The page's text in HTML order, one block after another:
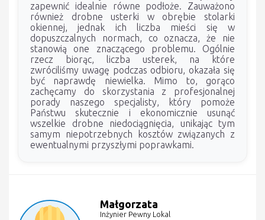
zapewnić idealnie równe podłoże. Zauważono
również drobne usterki w obrębie stolarki
okiennej, jednak ich liczba mieści się w
dopuszczalnych normach, co oznacza, że nie
stanowią one znaczącego problemu. Ogólnie
rzecz biorąc, liczba usterek, na które
zwróciliśmy uwagę podczas odbioru, okazała się
być naprawdę niewielka. Mimo to, gorąco
zachęcamy do skorzystania z profesjonalnej
porady naszego specjalisty, który pomoże
Państwu skutecznie i ekonomicznie usunąć
wszelkie drobne niedociągnięcia, unikając tym
samym niepotrzebnych kosztów związanych z
ewentualnymi przyszłymi poprawkami.
Małgorzata
Inżynier Pewny Lokal